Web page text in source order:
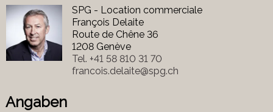
SPG - Location commerciale
François Delaite
Route de Chêne 36
1208 Genève
Tel. +41 58 810 31 70
francois.delaite@spg.ch
Angaben